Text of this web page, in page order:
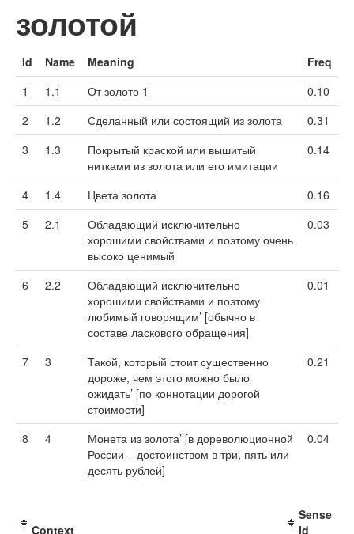
золотой
Id Name Meaning
Freq
1
1.1 От золото 1
0.10
2
1.2 Сделанный или состоящий из золота
0.31
3
1.3
Покрытый краской или вышитый
нитками из золота или его имитации
0.14
4 1.4 Цвета золота
0.16
5
2.1
Обладающий исключительно
хорошими свойствами и поэтому очень
высоко ценимый
0.03
6 2.2
Обладающий исключительно
хорошими свойствами и поэтому
любимый говорящим’ [обычно в
составе ласкового обращения]
0.01
7 3
Такой, который стоит существенно
дороже, чем этого можно было
ожидать’ [по коннотации дорогой
стоимости]
0.21
8 4
Монета из золота’ [в дореволюционной
России – достоинством в три, пять или
десять рублей]
0.04
Context
Sense
id